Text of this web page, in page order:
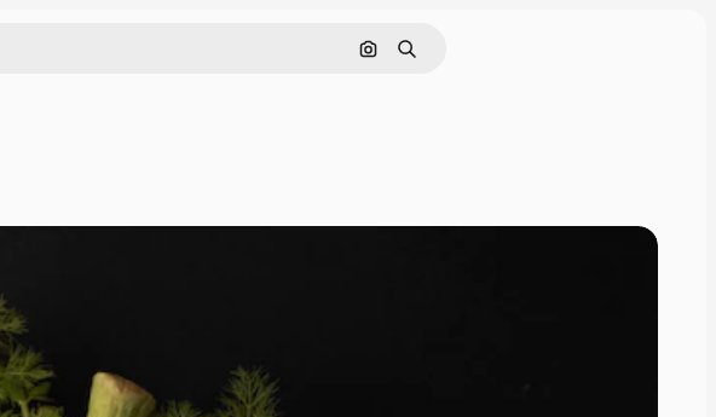
Поиск по изображению
Поиск